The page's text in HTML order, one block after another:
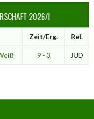
2026/I
Zeit/Erg. Ref.
9 - 3 JUD